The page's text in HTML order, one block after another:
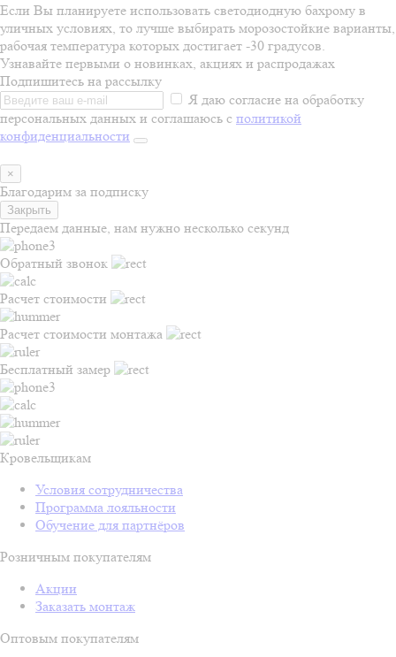
Если Вы планируете использовать светодиодную бахрому в
уличных условиях, то лучше выбирать морозостойкие варианты,
рабочая температура которых достигает -30 градусов.
Узнавайте первыми о новинках, акциях и распродажах
Подпишитесь на рассылку
Я даю согласие на обработку
персональных данных и соглашаюсь с политикой
конфиденциальности
×
Благодарим за подписку
Закрыть
Передаем данные, нам нужно несколько секунд
Обратный звонок
Расчет стоимости
Расчет стоимости монтажа
Бесплатный замер
Кровельщикам
Условия сотрудничества
Программа лояльности
Обучение для партнёров
Розничным покупателям
Акции
Заказать монтаж
Оптовым покупателям